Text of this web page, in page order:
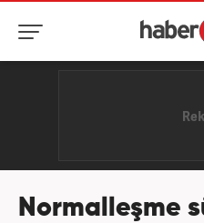
Normalleşme